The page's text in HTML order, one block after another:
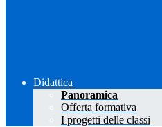
Didattica
Panoramica
Offerta formativa
I progetti delle classi